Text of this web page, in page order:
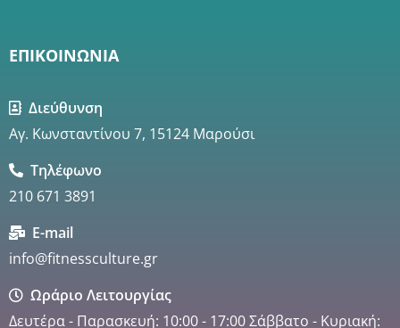
ΕΠΙΚΟΙΝΩΝΙΑ
Διεύθυνση
Αγ. Κωνσταντίνου 7, 15124 Μαρούσι
Τηλέφωνο
210 671 3891
E-mail
info@fitnessculture.gr
Ωράριο Λειτουργίας
Δευτέρα - Παρασκευή: 10:00 - 17:00 Σάββατο - Κυριακή: